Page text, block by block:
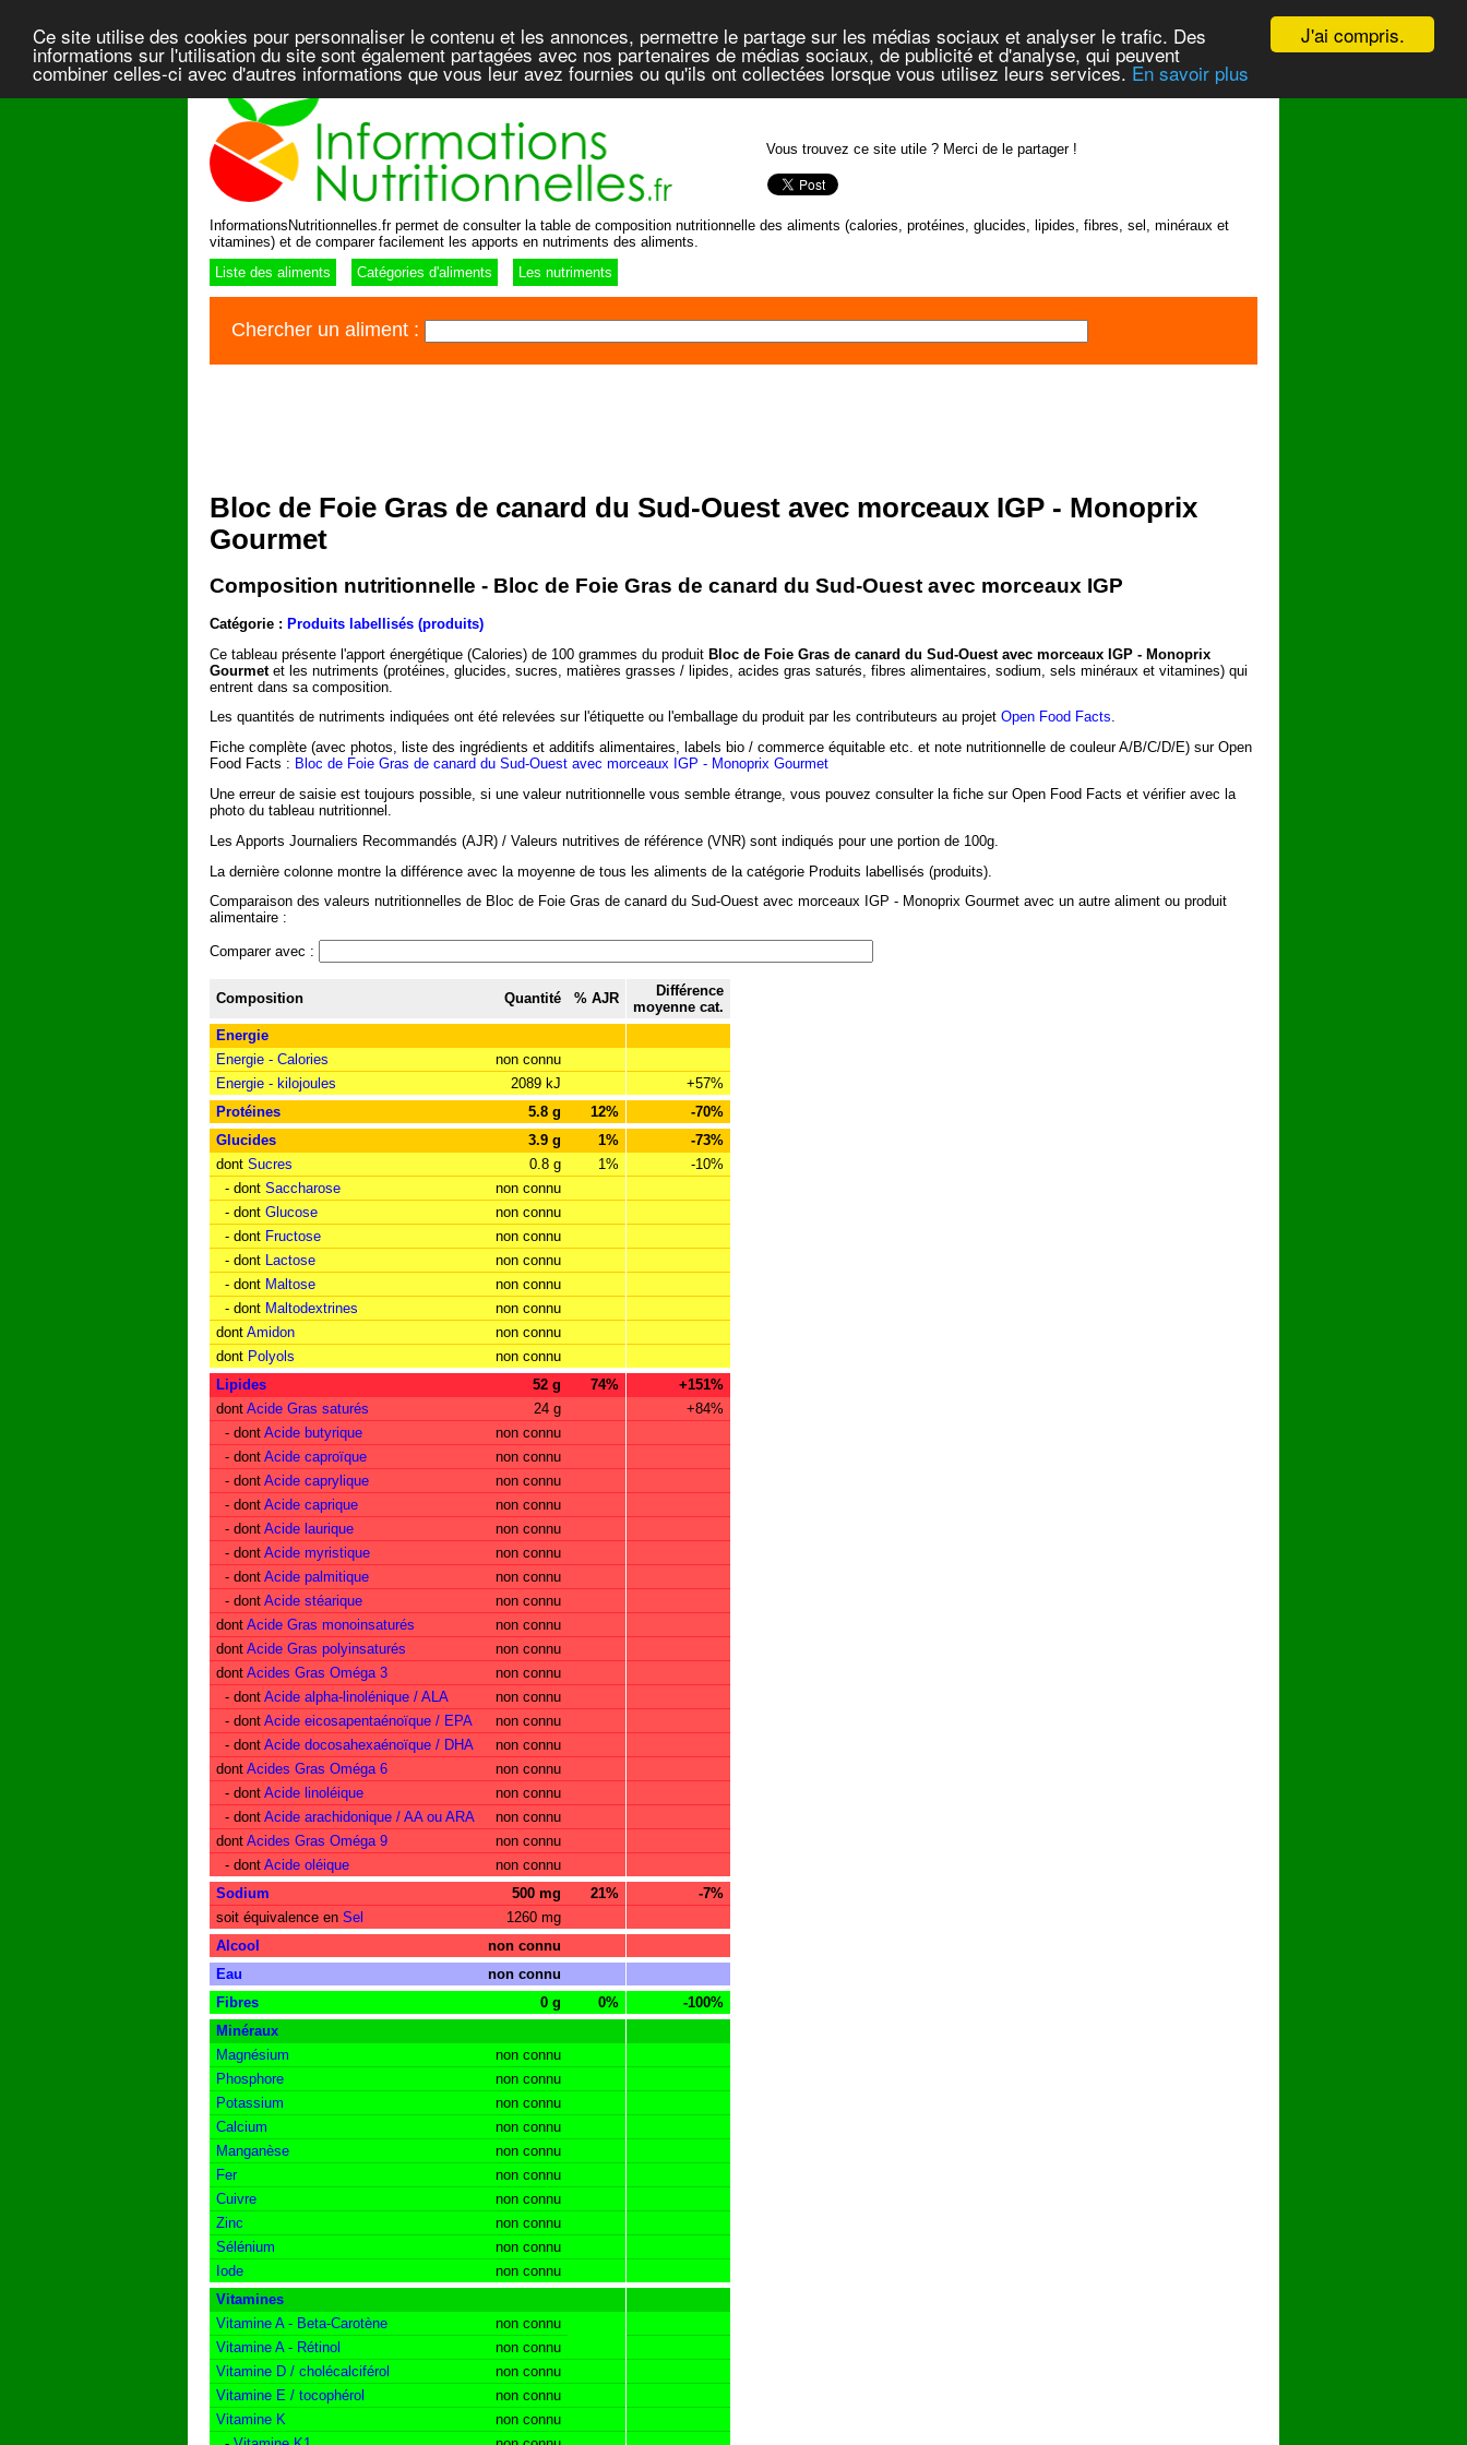
J'ai compris.
Ce site utilise des cookies pour personnaliser le contenu et les annonces, permettre le partage sur les médias sociaux et analyser le trafic. Des
informations sur l'utilisation du site sont également partagées avec nos partenaires de médias sociaux, de publicité et d'analyse, qui peuvent
combiner celles-ci avec d'autres informations que vous leur avez fournies ou qu'ils ont collectées lorsque vous utilisez leurs services. En savoir plus
Vous trouvez ce site utile ? Merci de le partager !
InformationsNutritionnelles.fr permet de consulter la table de composition nutritionnelle des aliments (calories, protéines, glucides, lipides, fibres, sel, minéraux et
vitamines) et de comparer facilement les apports en nutriments des aliments.
Liste des aliments
Catégories d'aliments Les nutriments
Chercher un aliment :
Bloc de Foie Gras de canard du Sud-Ouest avec morceaux IGP - Monoprix
Gourmet
Composition nutritionnelle - Bloc de Foie Gras de canard du Sud-Ouest avec morceaux IGP
Catégorie : Produits labellisés (produits)
Ce tableau présente l'apport énergétique (Calories) de 100 grammes du produit Bloc de Foie Gras de canard du Sud-Ouest avec morceaux IGP - Monoprix
Gourmetet les nutriments (protéines, glucides, sucres, matières grasses / lipides, acides gras saturés, fibres alimentaires, sodium, sels minéraux et vitamines) qui
entrent dans sa composition.
Les quantités de nutriments indiquées ont été relevées sur l'étiquette ou l'emballage du produit par les contributeurs au projet Open Food Facts.
Fiche complète (avec photos, liste des ingrédients et additifs alimentaires, labels bio / commerce équitable etc. et note nutritionnelle de couleur A/B/C/D/E) sur Open
Food Facts : Bloc de Foie Gras de canard du Sud-Ouest avec morceaux IGP - Monoprix Gourmet
Une erreur de saisie est toujours possible, si une valeur nutritionnelle vous semble étrange, vous pouvez consulter la fiche sur Open Food Facts et vérifier avec la
photo du tableau nutritionnel.
Les Apports Journaliers Recommandés (AJR) / Valeurs nutritives de référence (VNR) sont indiqués pour une portion de 100g.
La dernière colonne montre la différence avec la moyenne de tous les aliments de la catégorie Produits labellisés (produits).
Comparaison des valeurs nutritionnelles de Bloc de Foie Gras de canard du Sud-Ouest avec morceaux IGP - Monoprix Gourmet avec un autre aliment ou produit
alimentaire :
Comparer avec :
Composition Quantité % AJR
Différence
moyenne cat.
Energie
Energie - Calories
non connu
Energie - kilojoules
2089 kJ
+57%
Protéines
5.8 g 12%
-70%
Glucides
3.9 g 1%
-73%
dont Sucres 0.8 g 1%
-10%
- dont Saccharose
non connu
- dont Glucose
non connu
- dont Fructose
non connu
- dont Lactose
non connu
- dont Maltose
non connu
- dont Maltodextrines
non connu
dont Amidon
non connu
dont Polyols
non connu
Lipides
52 g 74%
+151%
dont Acide Gras saturés 24 g
+84%
- dont Acide butyrique
non connu
- dont Acide caproïque
non connu
- dont Acide caprylique
non connu
- dont Acide caprique
non connu
- dont Acide laurique
non connu
- dont Acide myristique
non connu
- dont Acide palmitique
non connu
- dont Acide stéarique
non connu
dont Acide Gras monoinsaturés
non connu
dont Acide Gras polyinsaturés
non connu
dont Acides Gras Oméga 3
non connu
- dont Acide alpha-linolénique / ALA
non connu
- dont Acide eicosapentaénoïque / EPA
non connu
- dont Acide docosahexaénoïque / DHA
non connu
dont Acides Gras Oméga 6
non connu
- dont Acide linoléique
non connu
- dont Acide arachidonique / AA ou ARA
non connu
dont Acides Gras Oméga 9
non connu
- dont Acide oléique
non connu
Sodium
500 mg 21%
-7%
soit équivalence en Sel
1260 mg
Alcool
non connu
Eau
non connu
Fibres
0 g 0%
-100%
Minéraux
Magnésium
non connu
Phosphore
non connu
Potassium
non connu
Calcium
non connu
Manganèse
non connu
Fer
non connu
Cuivre
non connu
Zinc
non connu
Sélénium
non connu
Iode
non connu
Vitamines
Vitamine A - Beta-Carotène
non connu
Vitamine A - Rétinol
non connu
Vitamine D / cholécalciférol
non connu
Vitamine E / tocophérol
non connu
Vitamine K
non connu